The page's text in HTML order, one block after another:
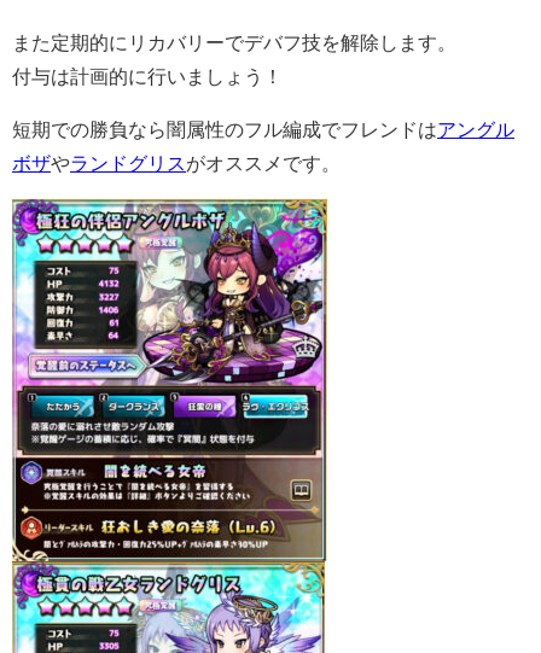
また定期的にリカバリーでデバフ技を解除します。
付与は計画的に行いましょう！
短期での勝負なら闇属性のフル編成でフレンドはアングル
ボザやランドグリス がオススメです。